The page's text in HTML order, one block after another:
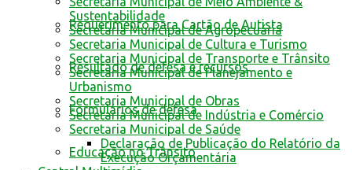
Requerimento para Cartão de Autista
Resultado de defesa e recursos
Formulários de defesa
Educação no Trânsito
Sustentabilidade
Secretaria Municipal de Agropecuária
Secretaria Municipal de Cultura e Turismo
Secretaria Municipal de Transporte e Trânsito
Secretaria Municipal de Planejamento e
Urbanismo
Secretaria Municipal de Obras
Secretaria Municipal de Indústria e Comércio
Secretaria Municipal de Saúde
Declaração de Publicação do Relatório da
Execução Orçamentária